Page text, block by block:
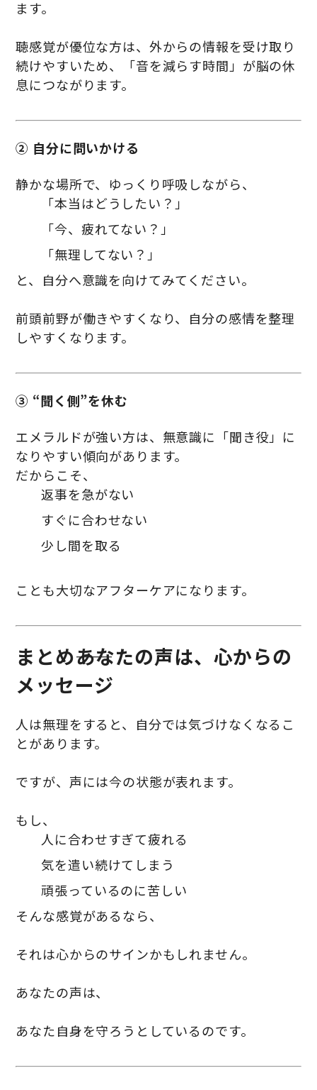
ます。
聴感覚が優位な方は、外からの情報を受け取り
続けやすいため、「音を減らす時間」が脳の休
息につながります。
② 自分に問いかける
静かな場所で、ゆっくり呼吸しながら、
「本当はどうしたい？」
「今、疲れてない？」
「無理してない？」
と、自分へ意識を向けてみてください。
前頭前野が働きやすくなり、自分の感情を整理
しやすくなります。
③ “聞く側”を休む
エメラルドが強い方は、無意識に「聞き役」に
なりやすい傾向があります。
だからこそ、
返事を急がない
すぐに合わせない
少し間を取る
ことも大切なアフターケアになります。
まとめ――あなたの声は、心からの
メッセージ
人は無理をすると、自分では気づけなくなるこ
とがあります。
ですが、声には今の状態が表れます。
もし、
人に合わせすぎて疲れる
気を遣い続けてしまう
頑張っているのに苦しい
そんな感覚があるなら、
それは心からのサインかもしれません。
あなたの声は、
あなた自身を守ろうとしているのです。